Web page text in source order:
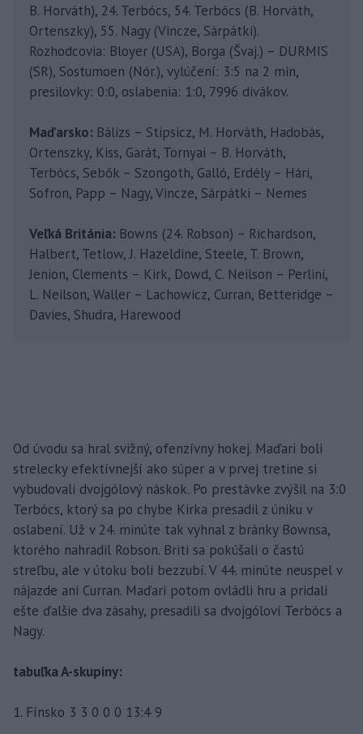
B. Horváth), 24. Terbócs, 54. Terbócs (B. Horváth,
Ortenszky), 55. Nagy (Vincze, Sárpátki).
Rozhodcovia: Bloyer (USA), Borga (Švaj.) – DURMIS
(SR), Sostumoen (Nór.), vylúčení: 3:5 na 2 min,
presilovky: 0:0, oslabenia: 1:0, 7996 divákov.
Maďarsko: Bálizs – Stipsicz, M. Horváth, Hadobás,
Ortenszky, Kiss, Garát, Tornyai – B. Horváth,
Terbócs, Sebők – Szongoth, Galló, Erdély – Hári,
Sofron, Papp – Nagy, Vincze, Sárpátki – Nemes
Veľká Británia: Bowns (24. Robson) – Richardson,
Halbert, Tetlow, J. Hazeldine, Steele, T. Brown,
Jenion, Clements – Kirk, Dowd, C. Neilson – Perlini,
L. Neilson, Waller – Lachowicz, Curran, Betteridge –
Davies, Shudra, Harewood
Od úvodu sa hral svižný, ofenzívny hokej. Maďari boli
strelecky efektívnejší ako súper a v prvej tretine si
vybudovali dvojgólový náskok. Po prestávke zvýšil na 3:0
Terbócs, ktorý sa po chybe Kirka presadil z úniku v
oslabení. Už v 24. minúte tak vyhnal z bránky Bownsa,
ktorého nahradil Robson. Briti sa pokúšali o častú
streľbu, ale v útoku boli bezzubí. V 44. minúte neuspel v
nájazde ani Curran. Maďari potom ovládli hru a pridali
ešte ďalšie dva zásahy, presadili sa dvojgóloví Terbócs a
Nagy.
tabuľka A-skupiny:
1. Fínsko 3 3 0 0 0 13:4 9